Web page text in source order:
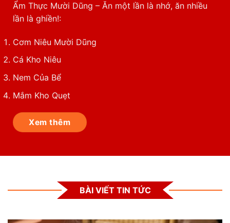
Ẩm Thực Mười Dũng – Ăn một lần là nhớ, ăn nhiều
lần là ghiền!:
Cơm Niêu Mười Dũng
Cá Kho Niêu
Nem Của Bể
Mắm Kho Quẹt
Xem thêm
BÀI VIẾT TIN TỨC